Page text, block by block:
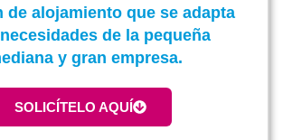
de alojamiento que se adapta
de la pequeña
y gran empresa.
SOLICÍTELO AQUÍ